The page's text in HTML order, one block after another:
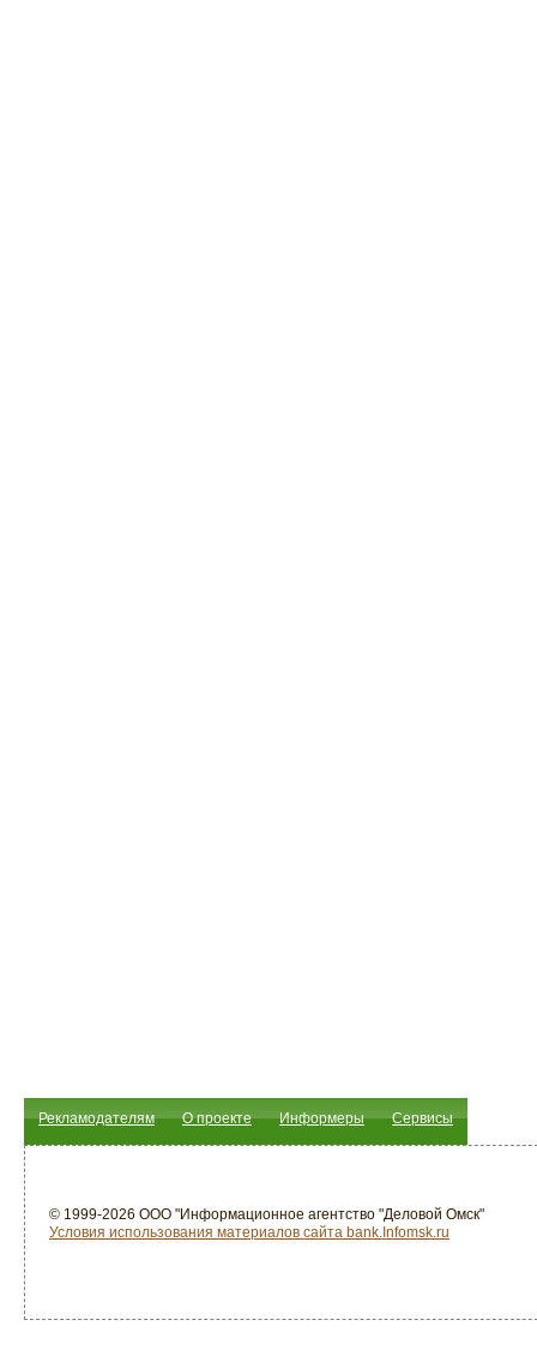
Рекламодателям О проекте Информеры Сервисы
© 1999-2026 ООО "Информационное агентство "Деловой Омск"
Условия использования материалов сайта bank.Infomsk.ru